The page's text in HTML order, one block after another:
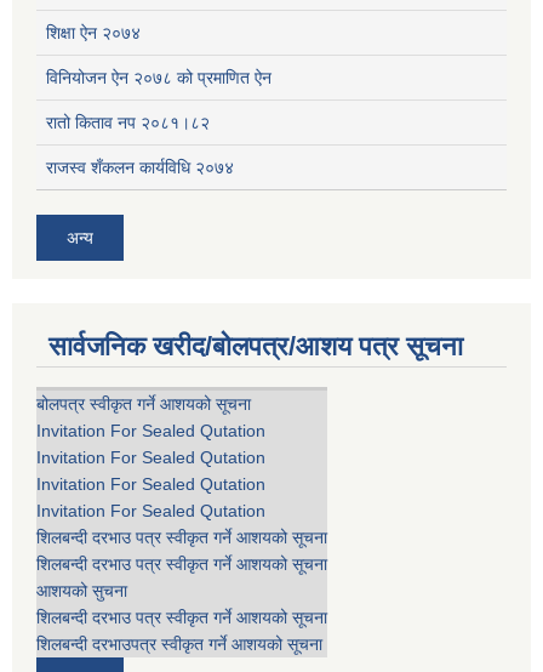
शिक्षा ऐन २०७४
विनियोजन ऐन २०७८ को प्रमाणित ऐन
रातो किताव नप २०८१।८२
राजस्व शँकलन कार्यविधि २०७४
अन्य
सार्वजनिक खरीद/बोलपत्र/आशय पत्र सूचना
बोलपत्र स्वीकृत गर्ने आशयको सूचना
Invitation For Sealed Qutation
Invitation For Sealed Qutation
Invitation For Sealed Qutation
Invitation For Sealed Qutation
शिलबन्दी दरभाउ पत्र स्वीकृत गर्ने आशयको सूचना
शिलबन्दी दरभाउ पत्र स्वीकृत गर्ने आशयको सूचना
आशयको सुचना
शिलबन्दी दरभाउ पत्र स्वीकृत गर्ने आशयको सूचना
शिलबन्दी दरभाउपत्र स्वीकृत गर्ने आशयको सूचना